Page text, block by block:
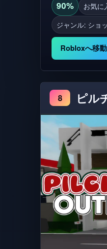
ドを共有する 共有コードは、UGCのカタログIDと同じです！ 🖼️ デカールのインポ
ート 推奨デカールサイズは512x512です！ 🖱️ キーバインド 鉛筆：V ブラシ：B エ
アブラシ: A 消
選択：R 形状：L 移
90% お気に
ジャンル: ショ
Robloxへ移動
8 ピル